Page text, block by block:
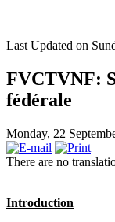
Last Updated on
FVCTVNF:
fédérale
Monday, 22
There are no
Introduction